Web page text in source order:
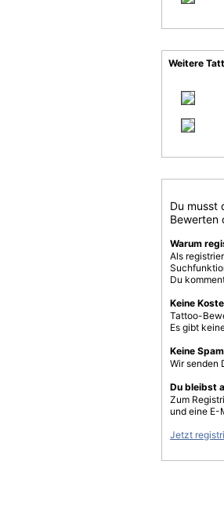
Weitere
Du musst
Bewerten
Warum
Als
Du
Keine
Tattoo-
Es gibt
Keine
Wir senden
Du bleibst
Zum
und eine E-
Jetzt